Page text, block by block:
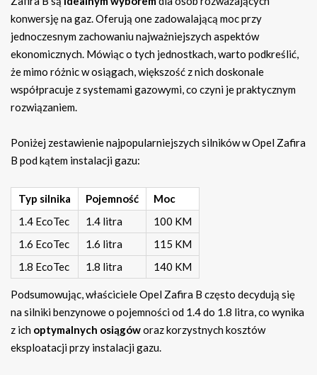
konwersję na gaz. Oferują one zadowalającą moc przy
jednoczesnym zachowaniu najważniejszych aspektów
ekonomicznych. Mówiąc o tych jednostkach, warto podkreślić,
że mimo różnic w osiągach, większość z nich doskonale
współpracuje z systemami gazowymi, co czyni je praktycznym
rozwiązaniem.
Poniżej zestawienie najpopularniejszych silników w Opel Zafira
B pod kątem instalacji gazu:
Typ silnika Pojemność
Moc
1.4 EcoTec
1.4 litra
100 KM
1.6 EcoTec
1.6 litra
115 KM
1.8 EcoTec
1.8 litra 140 KM
Podsumowując, właściciele Opel Zafira B często decydują się
na silniki benzynowe o pojemności od 1.4 do 1.8 litra, co wynika
z ich optymalnych osiągóworaz korzystnych kosztów
eksploatacji przy instalacji gazu.